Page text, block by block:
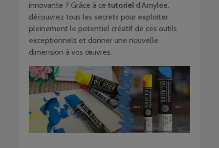
innovante ? Grâce à ce tutoriel d’Amylee,
découvrez tous les secrets pour exploiter
pleinement le potentiel créatif de ces outils
exceptionnels et donner une nouvelle
dimension à vos œuvres.